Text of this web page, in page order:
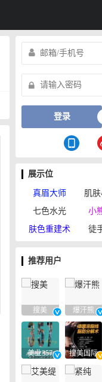
登录
展示位
真眉大师 肌
七色水光
小
肤色重建术
徒
推荐用户
搜美 爆汗熊
美业357 搜美国际